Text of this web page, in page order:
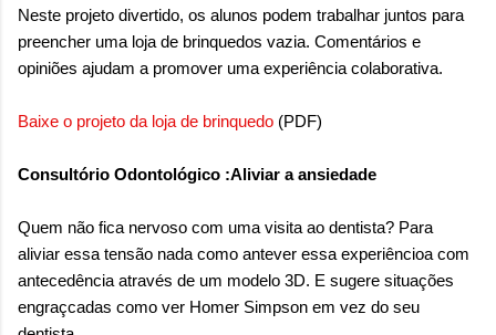
Neste projeto divertido, os alunos podem trabalhar juntos para
preencher uma loja de brinquedos vazia. Comentários e
opiniões ajudam a promover uma experiência colaborativa.
Baixe o projeto da loja de brinquedo (PDF)
Consultório Odontológico :Aliviar a ansiedade
Quem não fica nervoso com uma visita ao dentista? Para
aliviar essa tensão nada como antever essa experiêncioa com
antecedência através de um modelo 3D. E sugere situações
engraçcadas como ver Homer Simpson em vez do seu